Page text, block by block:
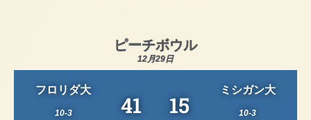
ピーチボウル
12月29日
フロリダ大
10-3 41 15
ミシガン大
10-3